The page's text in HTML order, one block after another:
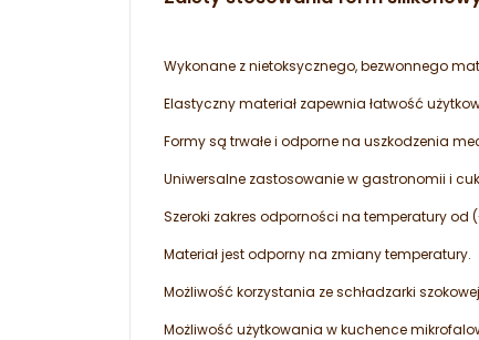
Wykonane z nietoksycznego, bezwonnego
Elastyczny materiał zapewnia łatwość
Formy są trwałe i odporne na uszkodzenia
Uniwersalne zastosowanie w gastronomii i
Szeroki zakres odporności na temperatury od
Materiał jest odporny na zmiany temperatury.
Możliwość korzystania ze schładzarki
Możliwość użytkowania w kuchence